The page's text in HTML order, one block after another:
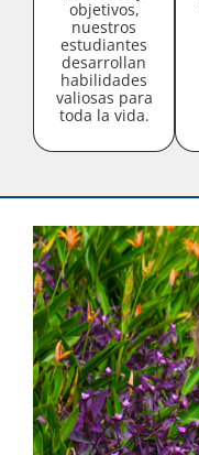
objetivos,
nuestros
estudiantes
desarrollan
habilidades
valiosas para
toda la vida.